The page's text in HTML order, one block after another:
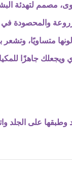
مصمم لتهدئة
متساويًا،
جاهزًا
على الجلد